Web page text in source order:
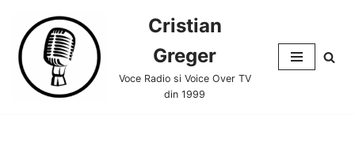
Skip
to
content
Cristian
Greger
Voce Radio si Voice Over TV
din 1999